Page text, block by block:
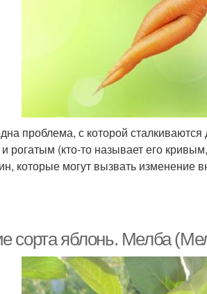
проблема, с которой
рогатым (кто-то называет его
которые могут вызвать изменение
сорта яблонь. Мелба